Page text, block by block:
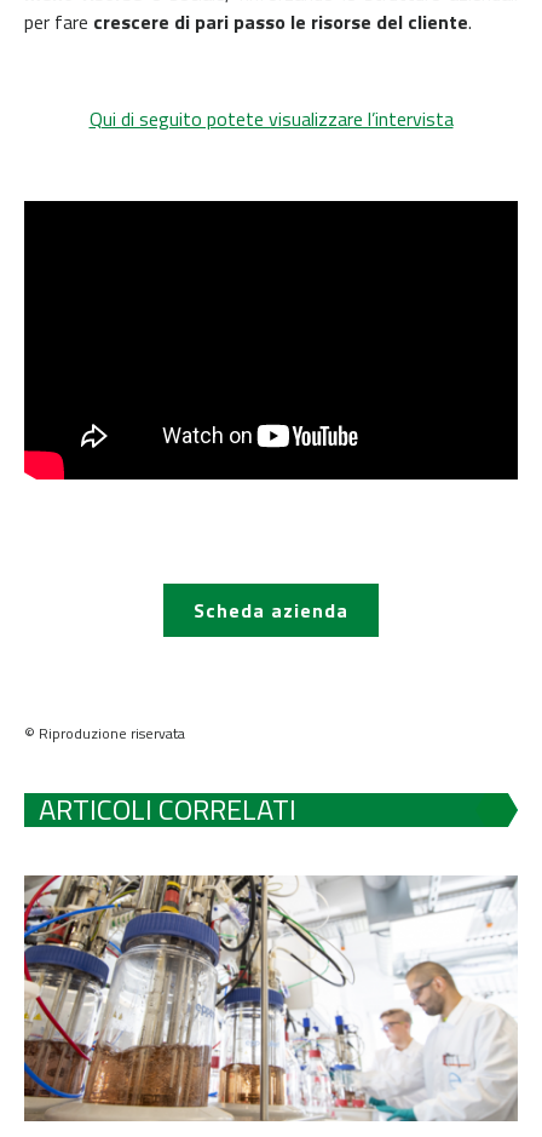
per fare crescere di pari passo le risorse del cliente.
Qui di seguito potete visualizzare l’intervista
Scheda azienda
© Riproduzione riservata
ARTICOLI CORRELATI